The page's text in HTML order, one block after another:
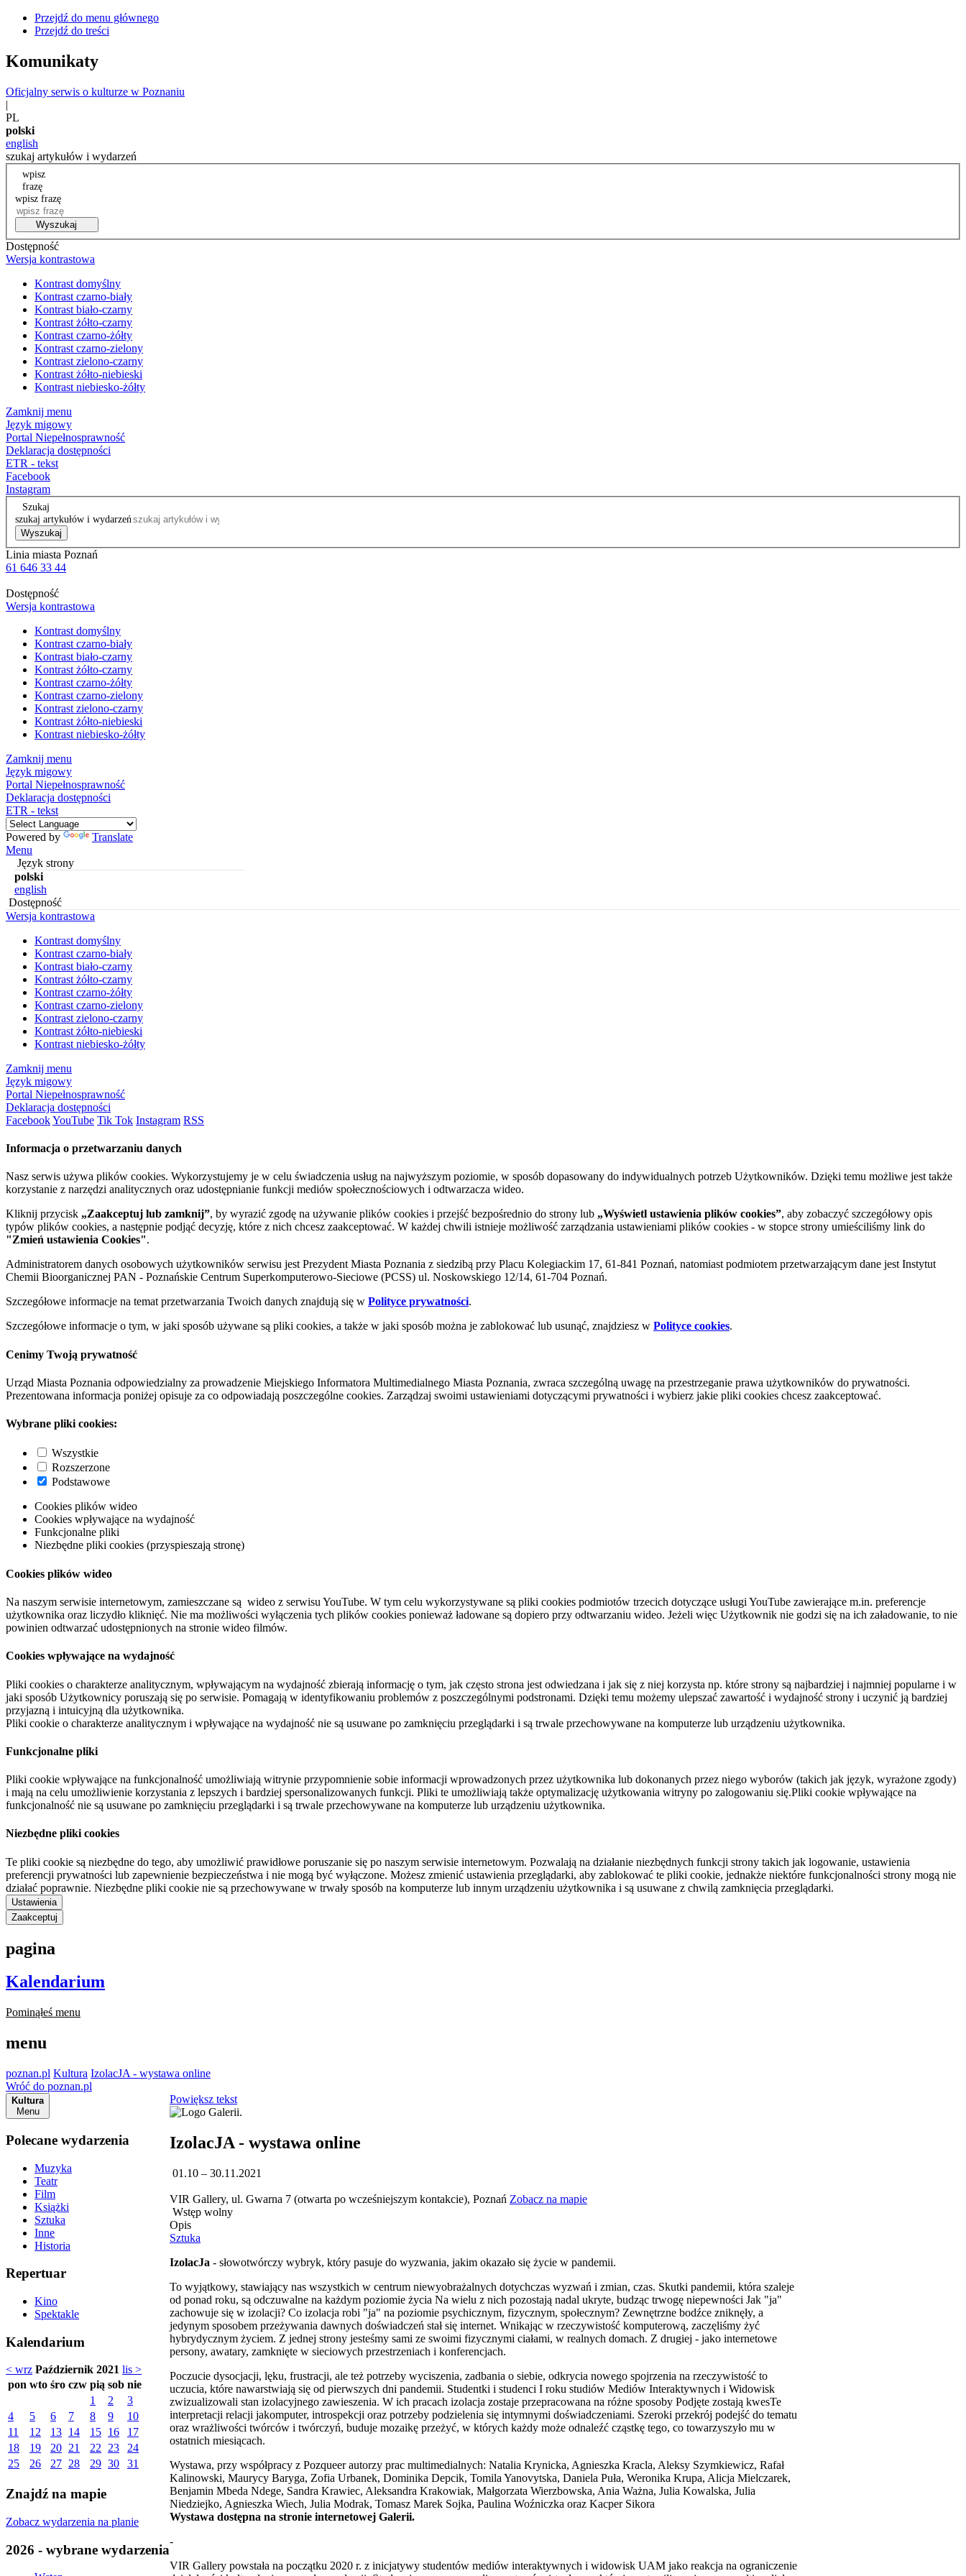
Przejdź do menu głównego
Przejdź do treści
Komunikaty
Oficjalny serwis o kulturze w Poznaniu
|
PL
polski
english
szukaj artykułów i wydarzeń
wpisz
frazę
wpisz frazę
Wyszukaj
Dostępność
Wersja kontrastowa
Kontrast domyślny
Kontrast czarno-biały
Kontrast biało-czarny
Kontrast żółto-czarny
Kontrast czarno-żółty
Kontrast czarno-zielony
Kontrast zielono-czarny
Kontrast żółto-niebieski
Kontrast niebiesko-żółty
Zamknij menu
Język migowy
Portal Niepełnosprawność
Deklaracja dostępności
ETR - tekst
Facebook
Instagram
Szukaj
szukaj artykułów i wydarzeń
Wyszukaj
Linia miasta Poznań
61 646 33 44
Dostępność
Wersja kontrastowa
Kontrast domyślny
Kontrast czarno-biały
Kontrast biało-czarny
Kontrast żółto-czarny
Kontrast czarno-żółty
Kontrast czarno-zielony
Kontrast zielono-czarny
Kontrast żółto-niebieski
Kontrast niebiesko-żółty
Zamknij menu
Język migowy
Portal Niepełnosprawność
Deklaracja dostępności
ETR - tekst
Powered by
Translate
Menu
Język strony
polski
english
Dostępność
Wersja kontrastowa
Kontrast domyślny
Kontrast czarno-biały
Kontrast biało-czarny
Kontrast żółto-czarny
Kontrast czarno-żółty
Kontrast czarno-zielony
Kontrast zielono-czarny
Kontrast żółto-niebieski
Kontrast niebiesko-żółty
Zamknij menu
Język migowy
Portal Niepełnosprawność
Deklaracja dostępności
FacebookYouTube Tik Tok Instagram RSS
Informacja o przetwarzaniu danych
Nasz serwis używa plików cookies. Wykorzystujemy je w celu świadczenia usług na najwyższym poziomie, w sposób dopasowany do indywidualnych potrzeb Użytkowników. Dzięki temu możliwe jest także
korzystanie z narzędzi analitycznych oraz udostępnianie funkcji mediów społecznościowych i odtwarzacza wideo.
Kliknij przycisk „Zaakceptuj lub zamknij”, by wyrazić zgodę na używanie plików cookies i przejść bezpośrednio do strony lub „Wyświetl ustawienia plików cookies”, aby zobaczyć szczegółowy opis
typów plików cookies, a następnie podjąć decyzję, które z nich chcesz zaakceptować. W każdej chwili istnieje możliwość zarządzania ustawieniami plików cookies - w stopce strony umieściliśmy link do
"Zmień ustawienia Cookies".
Administratorem danych osobowych użytkowników serwisu jest Prezydent Miasta Poznania z siedzibą przy Placu Kolegiackim 17, 61-841 Poznań, natomiast podmiotem przetwarzającym dane jest Instytut
Chemii Bioorganicznej PAN - Poznańskie Centrum Superkomputerowo-Sieciowe (PCSS) ul. Noskowskiego 12/14, 61-704 Poznań.
Szczegółowe informacje na temat przetwarzania Twoich danych znajdują się w Polityce prywatności.
Szczegółowe informacje o tym, w jaki sposób używane są pliki cookies, a także w jaki sposób można je zablokować lub usunąć, znajdziesz w Polityce cookies.
Cenimy Twoją prywatność
Urząd Miasta Poznania odpowiedzialny za prowadzenie Miejskiego Informatora Multimedialnego Miasta Poznania, zwraca szczególną uwagę na przestrzeganie prawa użytkowników do prywatności.
Prezentowana informacja poniżej opisuje za co odpowiadają poszczególne cookies. Zarządzaj swoimi ustawieniami dotyczącymi prywatności i wybierz jakie pliki cookies chcesz zaakceptować.
Wybrane pliki cookies:
Wszystkie
Rozszerzone
Podstawowe
Cookies plików wideo
Cookies wpływające na wydajność
Funkcjonalne pliki
Niezbędne pliki cookies (przyspieszają stronę)
Cookies plików wideo
Na naszym serwisie internetowym, zamieszczane są wideo z serwisu YouTube. W tym celu wykorzystywane są pliki cookies podmiotów trzecich dotyczące usługi YouTube zawierające m.in. preferencje
użytkownika oraz liczydło kliknięć. Nie ma możliwości wyłączenia tych plików cookies ponieważ ładowane są dopiero przy odtwarzaniu wideo. Jeżeli więc Użytkownik nie godzi się na ich załadowanie, to nie
powinien odtwarzać udostępnionych na stronie wideo filmów.
Cookies wpływające na wydajność
Pliki cookies o charakterze analitycznym, wpływającym na wydajność zbierają informację o tym, jak często strona jest odwiedzana i jak się z niej korzysta np. które strony są najbardziej i najmniej popularne i w
jaki sposób Użytkownicy poruszają się po serwisie. Pomagają w identyfikowaniu problemów z poszczególnymi podstronami. Dzięki temu możemy ulepszać zawartość i wydajność strony i uczynić ją bardziej
przyjazną i intuicyjną dla użytkownika.
Pliki cookie o charakterze analitycznym i wpływające na wydajność nie są usuwane po zamknięciu przeglądarki i są trwale przechowywane na komputerze lub urządzeniu użytkownika.
Funkcjonalne pliki
Pliki cookie wpływające na funkcjonalność umożliwiają witrynie przypomnienie sobie informacji wprowadzonych przez użytkownika lub dokonanych przez niego wyborów (takich jak język, wyrażone zgody)
i mają na celu umożliwienie korzystania z lepszych i bardziej spersonalizowanych funkcji. Pliki te umożliwiają także optymalizację użytkowania witryny po zalogowaniu się.Pliki cookie wpływające na
funkcjonalność nie są usuwane po zamknięciu przeglądarki i są trwale przechowywane na komputerze lub urządzeniu użytkownika.
Niezbędne pliki cookies
Te pliki cookie są niezbędne do tego, aby umożliwić prawidłowe poruszanie się po naszym serwisie internetowym. Pozwalają na działanie niezbędnych funkcji strony takich jak logowanie, ustawienia
preferencji prywatności lub zapewnienie bezpieczeństwa i nie mogą być wyłączone. Możesz zmienić ustawienia przeglądarki, aby zablokować te pliki cookie, jednakże niektóre funkcjonalności strony mogą nie
działać poprawnie. Niezbędne pliki cookie nie są przechowywane w trwały sposób na komputerze lub innym urządzeniu użytkownika i są usuwane z chwilą zamknięcia przeglądarki.
Ustawienia
Zaakceptuj
pagina
Kalendarium
Pominąłeś menu
menu
poznan.pl Kultura IzolacJA - wystawa online
Wróć do poznan.pl
Kultura
Menu
Polecane wydarzenia
Muzyka
Teatr
Film
Książki
Sztuka
Inne
Historia
Repertuar
Kino
Spektakle
Kalendarium
< wrz Październik 2021 lis >
pon wto śro czw pią sob nie
1
2
3
4
5 6 7 8 9
10
11
12 13 14 15 16
17
18
19 20 21 22 23
24
25
26 27 28 29 30 31
Znajdź na mapie
Zobacz wydarzenia na planie
2026 - wybrane wydarzenia
Powiększ tekst
IzolacJA - wystawa online
01.10 – 30.11.2021
VIR Gallery, ul. Gwarna 7 (otwarta po wcześniejszym kontakcie), Poznań Zobacz na mapie
Wstęp wolny
Opis
Sztuka
IzolacJa - słowotwórczy wybryk, który pasuje do wyzwania, jakim okazało się życie w pandemii.
To wyjątkowy, stawiający nas wszystkich w centrum niewyobrażalnych dotychczas wyzwań i zmian, czas. Skutki pandemii, która szaleje
od ponad roku, są odczuwalne na każdym poziomie życia Na wielu z nich pozostają nadal ukryte, budząc trwogę niepewności Jak "ja"
zachowuje się w izolacji? Co izolacja robi "ja" na poziomie psychicznym, fizycznym, społecznym? Zewnętrzne bodźce zniknęły, a
jedynym sposobem przeżywania dawnych doświadczeń stał się internet. Wnikając w rzeczywistość komputerową, zaczęliśmy żyć
hybrydycznym życiem. Z jednej strony jesteśmy sami ze swoimi fizycznymi ciałami, w realnych domach. Z drugiej - jako internetowe
persony, awatary, zamknięte w sieciowych przestrzeniach i konferencjach.
Poczucie dysocjacji, lęku, frustracji, ale też potrzeby wyciszenia, zadbania o siebie, odkrycia nowego spojrzenia na rzeczywistość to
uczucia, które nawarstwiają się od pierwszych dni pandemii. Studentki i studenci I roku studiów Mediów Interaktywnych i Widowisk
zwizualizowali stan izolacyjnego zawieszenia. W ich pracach izolacja zostaje przepracowana na różne sposoby Podjęte zostają kwesTe
interpretacji relacji jakomputer, introspekcji oraz potrzeby podzielenia się intymnymi doświadczeniami. Szeroki przekrój podejść do tematu
oraz wrażliwości twórców i twórczyń, buduje mozaikę przeżyć, w których każdy może odnaleźć cząstkę tego, co towarzyszyło mu w
ostatnich miesiącach.
Wystawa, przy współpracy z Pozqueer autorzy prac multimedialnych: Natalia Krynicka, Agnieszka Kracla, Aleksy Szymkiewicz, Rafał
Kalinowski, Maurycy Baryga, Zofia Urbanek, Dominika Depcik, Tomila Yanovytska, Daniela Puła, Weronika Krupa, Alicja Mielczarek,
Benjamin Mbeda Ndege, Sandra Krawiec, Aleksandra Krakowiak, Małgorzata Wierzbowska, Ania Ważna, Julia Kowalska, Julia
Niedziejko, Agnieszka Wiech, Julia Modrak, Tomasz Marek Sojka, Paulina Woźniczka oraz Kacper Sikora
Wystawa dostępna na stronie internetowej Galerii.
-
VIR Gallery powstała na początku 2020 r. z inicjatywy studentów mediów interaktywnych i widowisk UAM jako reakcja na ograniczenie